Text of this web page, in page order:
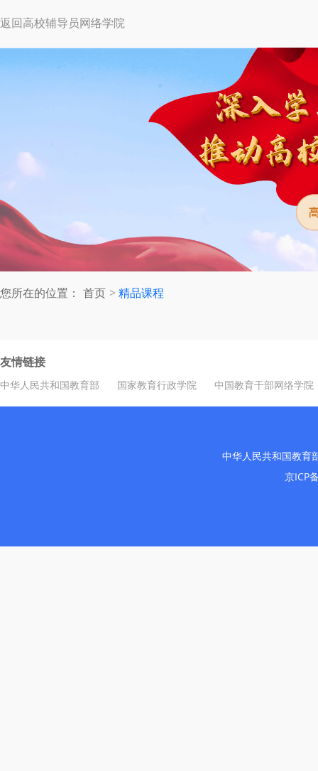
返回高校辅导员网络学院
您所在的位置： 首页 精品课程
友情链接
中华人民共和国教育部 国家教育行政学院 中国教育干部网络学院
中华人民共和国教育
京ICP